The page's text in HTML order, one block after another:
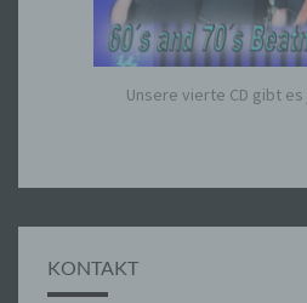
Unsere vierte CD gibt
KONTAKT
unsere Kunden und
lesbar und verständlich
gewährleisten, möchten wir
Informationen, die sich
oder identifizierbare